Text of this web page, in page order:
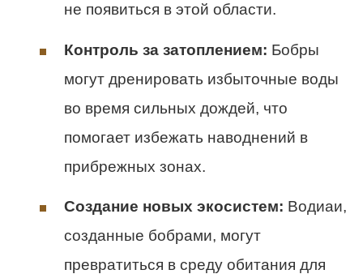
не появиться в этой области.
Контроль за затоплением: Бобры
могут дренировать избыточные воды
во время сильных дождей, что
помогает избежать наводнений в
прибрежных зонах.
Создание новых экосистем: Водиаи,
созданные бобрами, могут
превратиться в среду обитания для